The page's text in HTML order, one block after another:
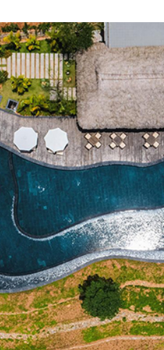
dưới 3-5 tuổi: 500.000
6-11 tuổi: 450.000 VND/
từ 6-11 tuổi: 950.000 VND/
thực tế):
người lớn thứ 3:
30/4-3/5; 02-04/09/2022,
– Yêu cầu ở tối thiểu 2 đêm.
trực tiếp
Check tình trạng phòng
(9h00-20h00): 1900 2065 /
hoàn/hủy
nhiều E-Voucher
quy đổi thành tiền mặt,
với chương trình khuyến